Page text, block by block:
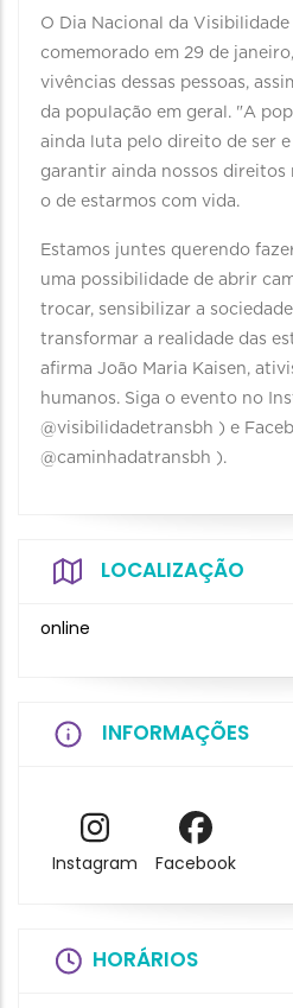
O Dia Nacional da Visibilidade
comemorado em 29 de
vivências dessas pessoas,
da população em geral. "A
ainda luta pelo direito de ser e
garantir ainda nossos direitos
o de estarmos com vida.
Estamos juntes querendo
uma possibilidade de abrir
trocar, sensibilizar a
transformar a realidade das
afirma João Maria Kaisen,
humanos. Siga o evento no
@visibilidadetransbh ) e
@caminhadatransbh ).
LOCALIZAÇÃO
online
INFORMAÇÕES
Instagram Facebook
HORÁRIOS